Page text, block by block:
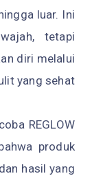
luar. Ini
tetapi
diri melalui
yang sehat.
REGLOW
produk
hasil yang